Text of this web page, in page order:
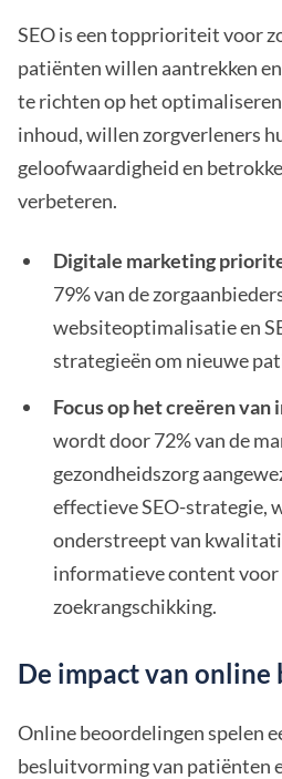
SEO is een topprioriteit voor
patiënten willen aantrekken
te richten op het
inhoud, willen zorgverleners
geloofwaardigheid en
verbeteren.
Digitale marketing
79% van de
websiteoptimalisatie en
strategieën om nieuwe
Focus op het creëren van
wordt door 72% van de
gezondheidszorg
effectieve SEO-strategie,
onderstreept van
informatieve content voor
zoekrangschikking.
De impact van online
Online beoordelingen spelen
besluitvorming van patiënten